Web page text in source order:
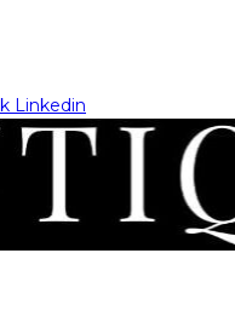
Linkedin